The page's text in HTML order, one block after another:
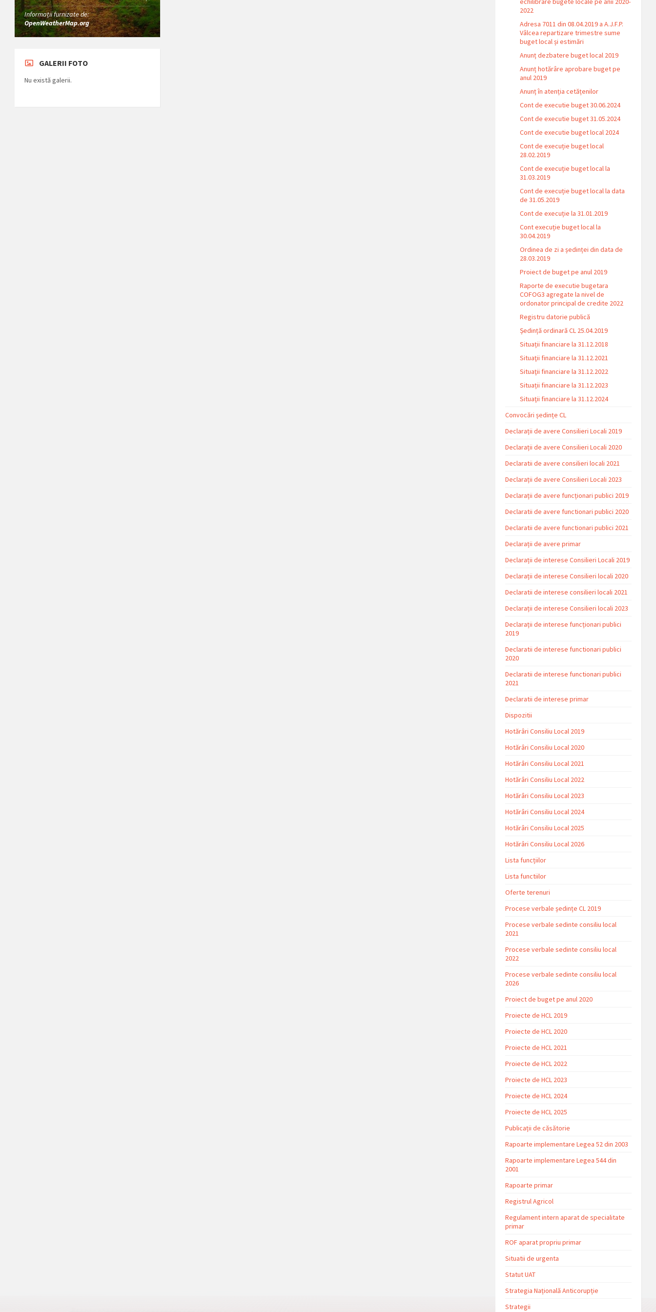
Informații furnizate de:
OpenWeatherMap.org
GALERII FOTO
Nu există galerii.
2022
Adresa 7011 din 08.04.2019 a A.J.F.P.
Vâlcea repartizare trimestre sume
buget local și estimări
Anunț dezbatere buget local 2019
Anunț hotărâre aprobare buget pe
anul 2019
Anunț în atenția cetățenilor
Cont de executie buget 30.06.2024
Cont de executie buget 31.05.2024
Cont de executie buget local 2024
Cont de execuție buget local
28.02.2019
Cont de execuție buget local la
31.03.2019
Cont de execuție buget local la data
de 31.05.2019
Cont de execuție la 31.01.2019
Cont execuție buget local la
30.04.2019
Ordinea de zi a ședinței din data de
28.03.2019
Proiect de buget pe anul 2019
Raporte de executie bugetara
COFOG3 agregate la nivel de
ordonator principal de credite 2022
Registru datorie publică
Ședință ordinară CL 25.04.2019
Situații financiare la 31.12.2018
Situaţii financiare la 31.12.2021
Situaţii financiare la 31.12.2022
Situații financiare la 31.12.2023
Situaţii financiare la 31.12.2024
Convocări ședințe CL
Declarații de avere Consilieri Locali 2019
Declarații de avere Consilieri Locali 2020
Declaratii de avere consilieri locali 2021
Declarații de avere Consilieri Locali 2023
Declarații de avere funcționari publici 2019
Declaratii de avere functionari publici 2020
Declaratii de avere functionari publici 2021
Declarații de avere primar
Declarații de interese Consilieri Locali 2019
Declarații de interese Consilieri locali 2020
Declaratii de interese consilieri locali 2021
Declarații de interese Consilieri locali 2023
Declarații de interese funcționari publici
2019
Declaratii de interese functionari publici
2020
Declaratii de interese functionari publici
2021
Declaratii de interese primar
Dispozitii
Hotărâri Consiliu Local 2019
Hotărâri Consiliu Local 2020
Hotărâri Consiliu Local 2021
Hotărâri Consiliu Local 2022
Hotărâri Consiliu Local 2023
Hotărâri Consiliu Local 2024
Hotărâri Consiliu Local 2025
Hotărâri Consiliu Local 2026
Lista funcțiilor
Lista functiilor
Oferte terenuri
Procese verbale ședințe CL 2019
Procese verbale sedinte consiliu local
2021
Procese verbale sedinte consiliu local
2022
Procese verbale sedinte consiliu local
2026
Proiect de buget pe anul 2020
Proiecte de HCL 2019
Proiecte de HCL 2020
Proiecte de HCL 2021
Proiecte de HCL 2022
Proiecte de HCL 2023
Proiecte de HCL 2024
Proiecte de HCL 2025
Publicații de căsătorie
Rapoarte implementare Legea 52 din 2003
Rapoarte implementare Legea 544 din
2001
Rapoarte primar
Registrul Agricol
Regulament intern aparat de specialitate
primar
ROF aparat propriu primar
Situatii de urgenta
Statut UAT
Strategia Națională Anticorupție
Strategii